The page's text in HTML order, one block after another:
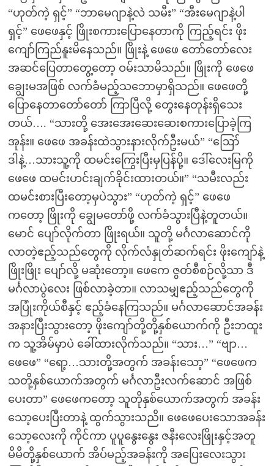
“ဟုတ်ကဲ့ ရှင့်” “ဘာမေဂျာနဲ့လဲ သမီး” “အီးမေဂျာနဲ့ပါ
ရှင့်” ဖေဖေနှင့် ဖြိုးစကားပြောနေတာကို ကြည့်ရင်း ဖိုး
ကျော်ကြည်နူးမိနေသည်။ ဖြိုးနဲ့ ဖေဖေ တော်တော်လေး
အဆင်ပြေတာတွေ့တော့ ဝမ်းသာမိသည်။ ဖြိုးကို ဖေဖေ
ချွေးမအဖြစ် လက်ခံမည့်သဘောမှာရှိသည်။ ဖေဖေတို့
ပြောနေတာတော်တော် ကြာပြီလို့ တွေးနေတုန်းရှိသေး
တယ်…. “သားတို့ အေးအေးဆေးဆေးစကားပြောခဲ့ကြ
အုန်း။ ဖေဖေ အခန်းထဲသွားနားလိုက်ဦးမယ်” “ဪ
ဒါနဲ့…သားသူ့ကို ထမင်းကြွေးပြီးမှပြန်ပို့။ ဒေါ်လေးမြကို
ဖေဖေ ထမင်းဟင်းချက်ခိုင်းထားတယ်။” “သမီးလည်း
ထမင်းစားပြီးတော့မှပဲသွား” “ဟုတ်ကဲ့ ရှင့်” ဖေဖေ
ကတော့ ဖြိုးကို ချွေမတော်ဖို့ လက်ခံသွားပြီနဲ့တူတယ်။
မောင် ပျော်လိုက်တာ ဖြိုးရယ်။ သူတို့ မင်္ဂလာဆောင်ကို
လာတဲ့ဧည့်သည်တွေကို လိုက်လံနှုတ်ဆက်ရင်း ဖိုးကျော်နဲ့
ဖြိုးဖြိုး ပျော်လို့ မဆုံးတော့။ ဖေကေ ဇွတ်စီစဉ်လို့သာ ဒီ
မင်္ဂလာပွဲလေး ဖြစ်လာခဲ့တာ။ လာသမျှဧည့်သည်တွေကို
အပြုံးကိုယ်စီနှင့် ဧည့်ခံနေကြသည်။ မင်္ဂလာဆောင်အခန်း
အနားပြီးသွားတော့ ဖိုးကျော်တို့တို့နှစ်ယောက်ကို ဦးဘထူး
က သူ့အိမ်မှာပဲ ခေါ်ထားလိုက်သည်။ “သား…” “ဗျာ…
ဖေဖေ” “ရော့…သားတို့အတွက် အခန်းသော့” “ဖေဖေက
သတို့နှစ်ယောက်အတွက် မင်္ဂလာဦးလက်ဆောင် အဖြစ်
ပေးတာ” ဖေဖေကတော့ သူတိုနှစ်ယောက်အတွက် အခန်း
သော့ပေးပြီးတာနဲ့ ထွက်သွားသညိ။ ဖေဖေပေးသောအခန်း
သော့လေးကို ကိုင်ကာ ပူပူနွေးနွေး ဇနီးလေးဖြိုးနှင့်အတူ
မိမိတို့နှစ်ယောက် အိပ်မည့်အခန်းကို အပြေးလေးသွား